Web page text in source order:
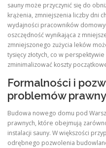
sauny może przyczynić się do
krążenia, zmniejszenia liczby dni
wydajności pracowników
oszczędność wynikająca z
zmniejszonego zużycia leków
tysięcy złotych, co w
zminimalizować koszty
Formalności i
problemów
Budowa nowego domu pod
prawnych, które obejmują
instalacji sauny. W większości
odrębnego pozwolenia